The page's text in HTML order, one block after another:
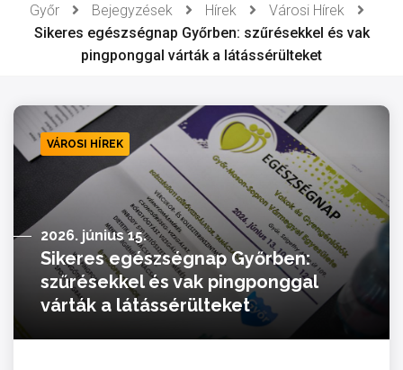
Győr Bejegyzések Hírek
Városi Hírek
Sikeres egészségnap Győrben: szűrésekkel és vak
pingponggal várták a látássérülteket
VÁROSI HÍREK
2026. június 15.
Sikeres egészségnap Győrben:
szűrésekkel és vak pingponggal
várták a látássérülteket